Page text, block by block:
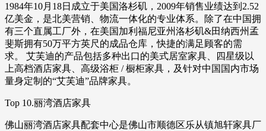
1984年10月18日成立于美国洛杉矶，2009年销售业绩达到2.52
亿美金，是北美营销、物流一体化的专业体系。除了在中国拥
有三个直属工厂外，在美国加利福尼亚州洛杉矶&田纳西州孟
斐斯拥有50万平方英尺的成品仓库，快捷的满足顾客的需
求。 艾芙迪的产品包括多种出口的美式居室家具、四星级以
上高档酒店家具、高级浴柜 / 橱柜家具，及针对中国国内市场
量身定制的“艾芙迪”品牌家具。
Top 10.丽湾酒店家具
佛山丽湾酒店家具配套中心是佛山市顺德区乐从镇旭轩家具厂